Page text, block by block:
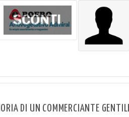
DI UN COMMERCIANTE